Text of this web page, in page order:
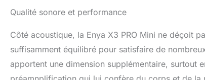
Qualité sonore et performance
Côté acoustique, la Enya X3 PRO Mini ne déçoit
suffisamment équilibré pour satisfaire de
apportent une dimension supplémentaire, surtout